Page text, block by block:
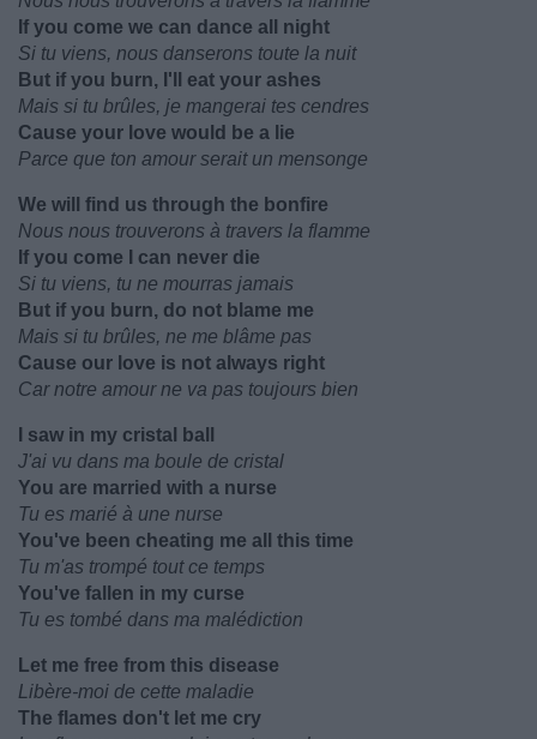
If you come we can dance all night
Si tu viens, nous danserons toute la nuit
But if you burn, I'll eat your ashes
Mais si tu brûles, je mangerai tes cendres
Cause your love would be a lie
Parce que ton amour serait un mensonge
We will find us through the bonfire
Nous nous trouverons à travers la flamme
If you come I can never die
Si tu viens, tu ne mourras jamais
But if you burn, do not blame me
Mais si tu brûles, ne me blâme pas
Cause our love is not always right
Car notre amour ne va pas toujours bien
I saw in my cristal ball
J'ai vu dans ma boule de cristal
You are married with a nurse
Tu es marié à une nurse
You've been cheating me all this time
Tu m'as trompé tout ce temps
You've fallen in my curse
Tu es tombé dans ma malédiction
Let me free from this disease
Libère-moi de cette maladie
The flames don't let me cry